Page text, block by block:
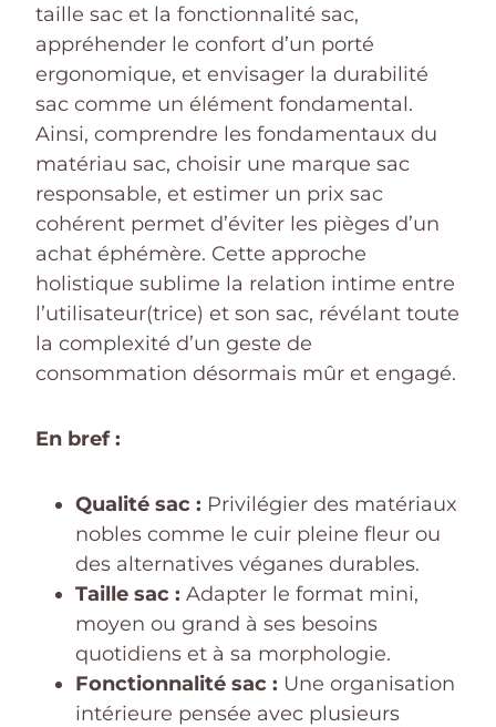
taille sac et la fonctionnalité sac,
appréhender le confort d’un porté
ergonomique, et envisager la durabilité
sac comme un élément fondamental.
Ainsi, comprendre les fondamentaux du
matériau sac, choisir une marque sac
responsable, et estimer un prix sac
cohérent permet d’éviter les pièges d’un
achat éphémère. Cette approche
holistique sublime la relation intime entre
l’utilisateur(trice) et son sac, révélant toute
la complexité d’un geste de
consommation désormais mûr et engagé.
En bref :
Qualité sac : Privilégier des matériaux
nobles comme le cuir pleine fleur ou
des alternatives véganes durables.
Taille sac : Adapter le format mini,
moyen ou grand à ses besoins
quotidiens et à sa morphologie.
Fonctionnalité sac : Une organisation
intérieure pensée avec plusieurs